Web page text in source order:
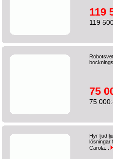
119
119
75
75
Hyr ljud
lösningar
Carola...